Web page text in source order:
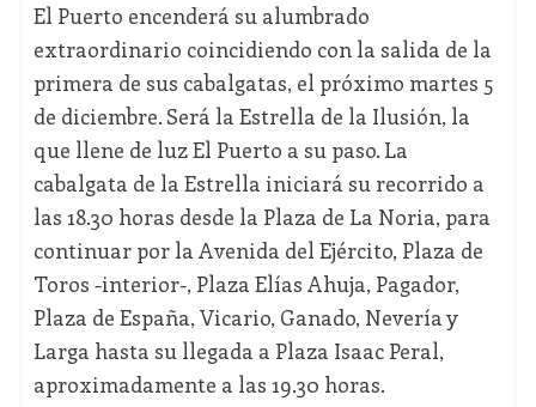
El Puerto encenderá su alumbrado
extraordinario coincidiendo con la salida de la
primera de sus cabalgatas, el próximo martes 5
de diciembre. Será la Estrella de la Ilusión, la
que llene de luz El Puerto a su paso. La
cabalgata de la Estrella iniciará su recorrido a
las 18.30 horas desde la Plaza de La Noria, para
continuar por la Avenida del Ejército, Plaza de
Toros -interior-, Plaza Elías Ahuja, Pagador,
Plaza de España, Vicario, Ganado, Nevería y
Larga hasta su llegada a Plaza Isaac Peral,
aproximadamente a las 19.30 horas.